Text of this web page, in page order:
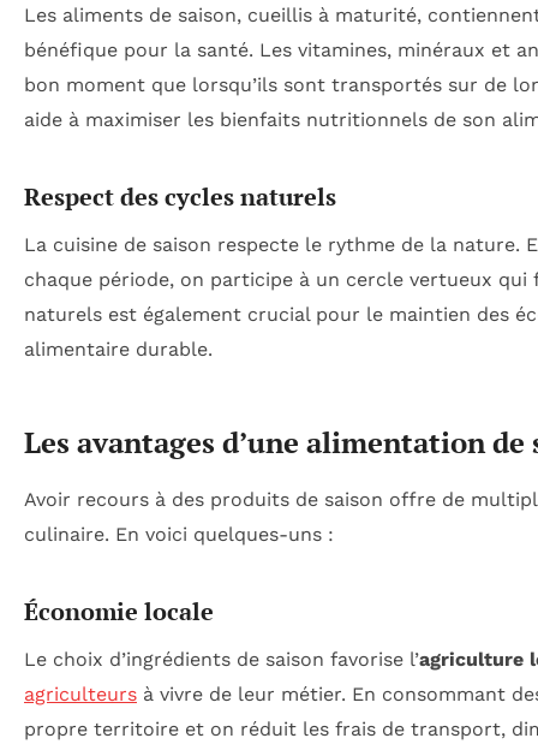
Les aliments de saison, cueillis à maturité,
bénéfique pour la santé. Les vitamines, minéraux et
bon moment que lorsqu’ils sont transportés sur de
aide à maximiser les bienfaits nutritionnels de son
Respect des cycles naturels
La cuisine de saison respecte le rythme de la nature.
chaque période, on participe à un cercle vertueux qui
naturels est également crucial pour le maintien des
alimentaire durable.
Les avantages d’une alimentation de
Avoir recours à des produits de saison offre de
culinaire. En voici quelques-uns :
Économie locale
Le choix d’ingrédients de saison favorise l’agriculture
agriculteurs à vivre de leur métier. En consommant
propre territoire et on réduit les frais de transport,